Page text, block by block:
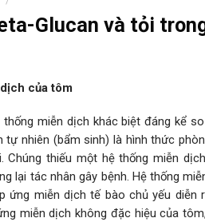
Glucan và tỏi
của tôm
miễn dịch khác biệt đáng kể
tự nhiên (bẩm sinh) là hình thức
Chúng thiếu một hệ thống miễn
lại tác nhân gây bệnh. Hệ thống
ứng miễn dịch tế bào chủ yếu
miễn dịch không đặc hiệu của